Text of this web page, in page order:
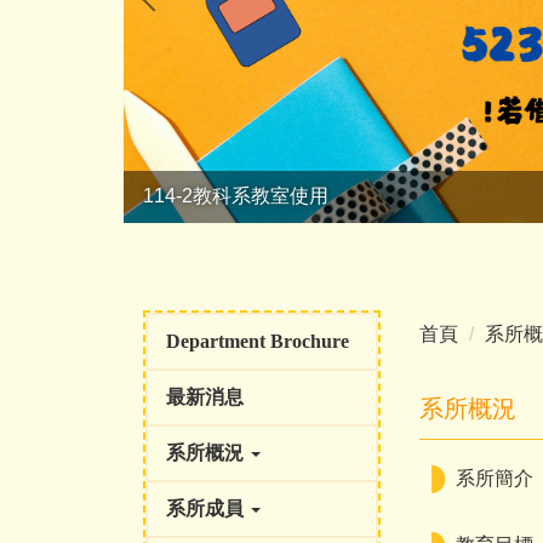
114-2教科系教室使用
Department Brochure
最新消息
系所概況
系所成員
首頁 系所
系所概況
系所簡介